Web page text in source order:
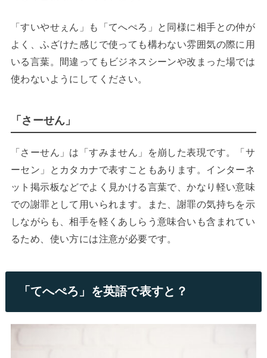
「すいやせぇん」も「てへぺろ」と同様に相手との仲が
よく、ふざけた感じで使っても構わない雰囲気の際に用
いる言葉。間違ってもビジネスシーンや改まった場では
使わないようにしてください。
「さーせん」
「さーせん」は「すみません」を崩した表現です。「サ
ーセン」とカタカナで表すこともあります。インターネ
ット掲示板などでよく見かける言葉で、かなり軽い意味
での謝罪として用いられます。また、謝罪の気持ちを示
しながらも、相手を軽くあしらう意味合いも含まれてい
るため、使い方には注意が必要です。
「てへぺろ」を英語で表すと？